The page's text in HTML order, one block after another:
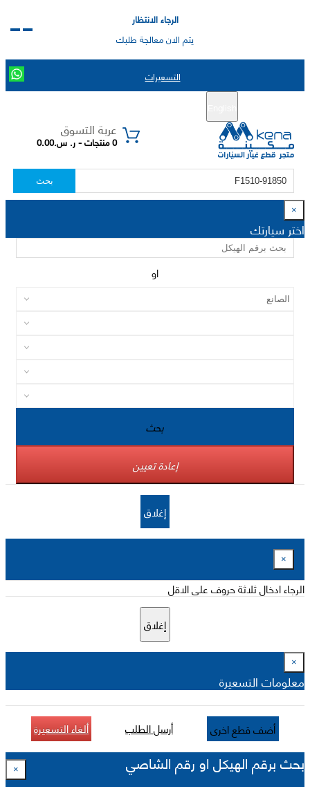
الرجاء الانتظار
يتم الان معالجة طلبك
التسعيرات
عربة التسوق
0 منتجات - ر. س.0.00
بحث
×
اختر سيارتك
او
بحث
إعادة تعيين
إغلاق
×
الرجاء ادخال ثلاثة حروف على الاقل
إغلاق
×
معلومات التسعيرة
أضف قطع اخرى أرسل الطلب ألغاء التسعيرة
بحث برقم الهيكل او رقم الشاصي ×